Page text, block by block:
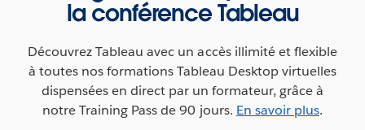
la conférence Tableau
Découvrez Tableau avec un accès illimité et flexible
à toutes nos formations Tableau Desktop virtuelles
dispensées en direct par un formateur, grâce à
notre Training Pass de 90 jours. En savoir plus.